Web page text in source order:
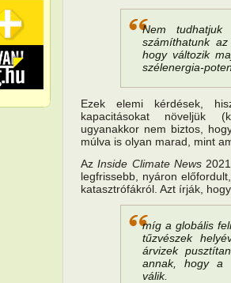
Nem
számíthatunk
hogy változik
szélenergia-
Ezek elemi kérdések,
kapacitásokat növeljük
ugyanakkor nem biztos,
múlva is olyan marad, mint
AzInside Climate News
legfrissebb, nyáron
katasztrófákról. Azt írják, hogy
míg a globális
tűzvészek
árvizek
annak, hogy a
válik.